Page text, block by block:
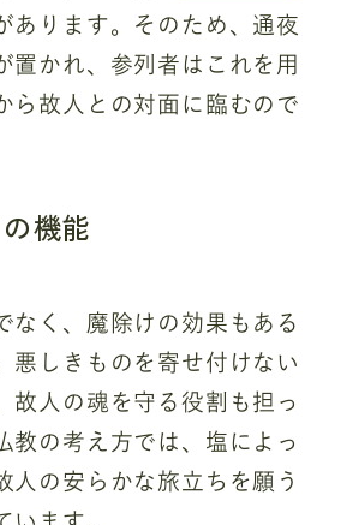
あります。そのため、通夜
置かれ、参列者はこれを用
ら故人との対面に臨むので
機能
なく、魔除けの効果もある
悪しきものを寄せ付けない
故人の魂を守る役割も担っ
教の考え方では、塩によっ
人の安らかな旅立ちを願う